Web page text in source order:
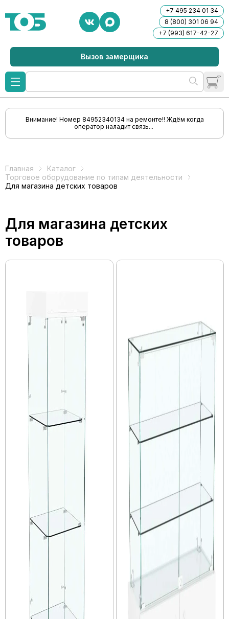
+7 495 234 01 34
8 (800) 301 06 94
+7 (993) 617-42-27
Вызов замерщика
Внимание! Номер 84952340134 на ремонте!! Ждём когда
оператор наладит связь...
Главная
Каталог
Торговое оборудование по типам деятельности
Для магазина детских товаров
Для магазина детских
товаров